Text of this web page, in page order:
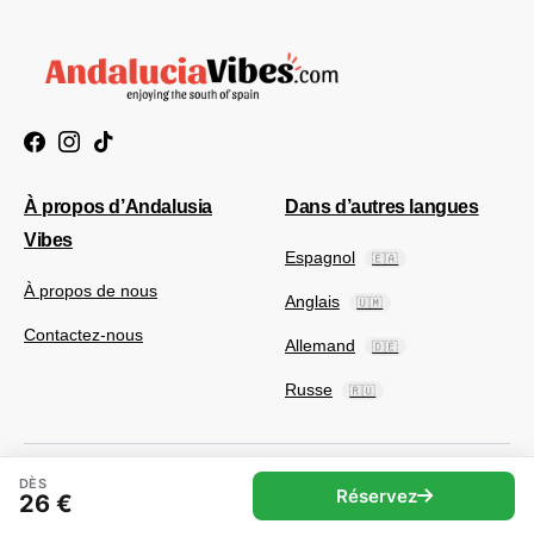
DÈS
26 € Réservez
À propos d’Andalusia
Vibes
À propos de nous
Contactez-nous
Dans d’autres langues
Espagnol 🇪🇦
Anglais 🇺🇲
Allemand 🇩🇪
Russe 🇷🇺
© 2025 Andaluciavibes.com